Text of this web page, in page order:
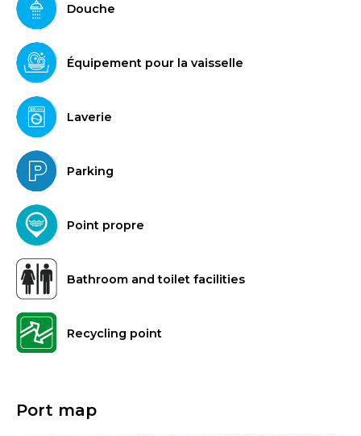
Douche
Équipement pour la vaisselle
Laverie
Parking
Point propre
Bathroom and toilet facilities
Recycling point
Port map